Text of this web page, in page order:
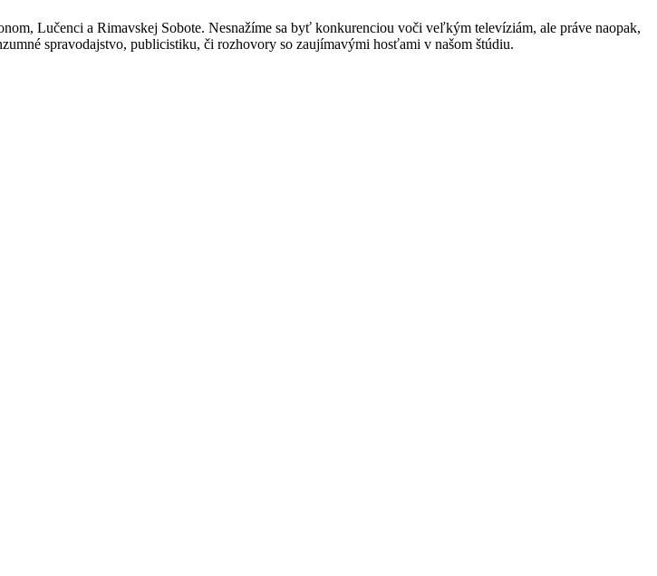
Lučenci a Rimavskej Sobote. Nesnažíme sa byť konkurenciou voči veľkým televíziám, ale práve naopak,
spravodajstvo, publicistiku, či rozhovory so zaujímavými hosťami v našom štúdiu.